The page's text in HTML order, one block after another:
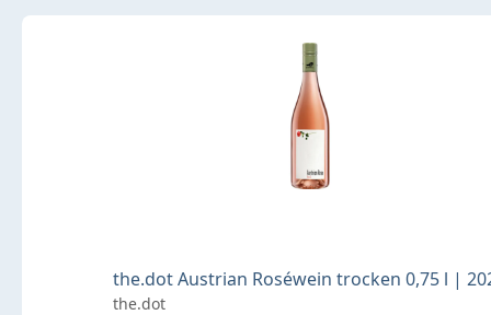
the.dot Austrian Roséwein trocken 0,75 l |
the.dot